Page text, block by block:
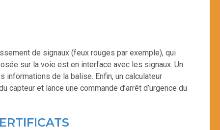
de signaux (feux rouges par exemple), qui
sur la voie est en interface avec les signaux. Un
de la balise. Enfin, un calculateur
et lance une commande d’arrêt d’urgence du